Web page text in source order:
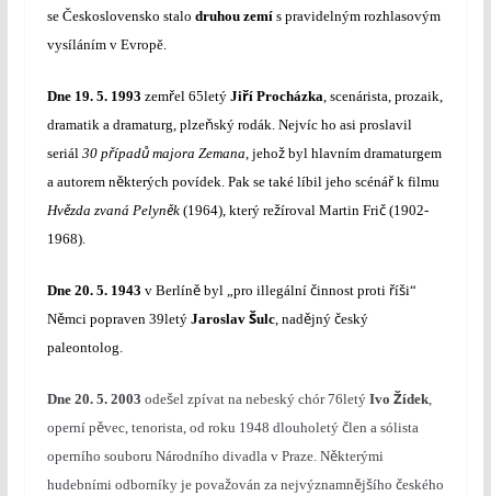
se Československo stalo druhou zemís pravidelným rozhlasovým
vysíláním v Evropě.
Dne 19. 5. 1993 zemřel 65letý Jiří Procházka, scenárista, prozaik,
dramatik a dramaturg, plzeňský rodák. Nejvíc ho asi proslavil
seriál 30 případůmajora Zemana, jehožbyl hlavním dramaturgem
a autorem některých povídek. Pak se také líbil jeho scénářk filmu
Hvězda zvaná Pelyněk(1964), který režíroval Martin Frič(1902-
1968).
Dne 20. 5. 1943 v Berlíněbyl „pro illegální činnost proti říši“
Němci popraven 39letý Jaroslav Šulc, nadějný český
paleontolog.
Dne 20. 5. 2003 odešel zpívat na nebeský chór 76letý Ivo Žídek,
operní pěvec, tenorista, od roku 1948 dlouholetý člen a sólista
operního souboru Národního divadla v Praze. Některými
hudebními odborníky je považován za nejvýznamnějšího českého